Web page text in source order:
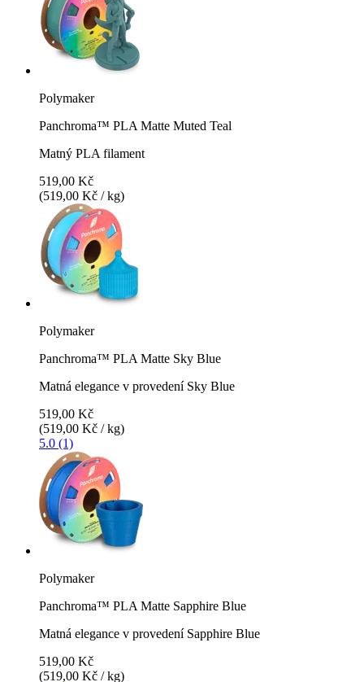
Polymaker
Panchroma™ PLA Matte Muted Teal
Matný PLA filament
519,00 Kč
(519,00 Kč / kg)
Polymaker
Panchroma™ PLA Matte Sky Blue
Matná elegance v provedení Sky Blue
519,00 Kč
(519,00 Kč / kg)
5.0 (1)
Polymaker
Panchroma™ PLA Matte Sapphire Blue
Matná elegance v provedení Sapphire Blue
519,00 Kč
(519,00 Kč / kg)